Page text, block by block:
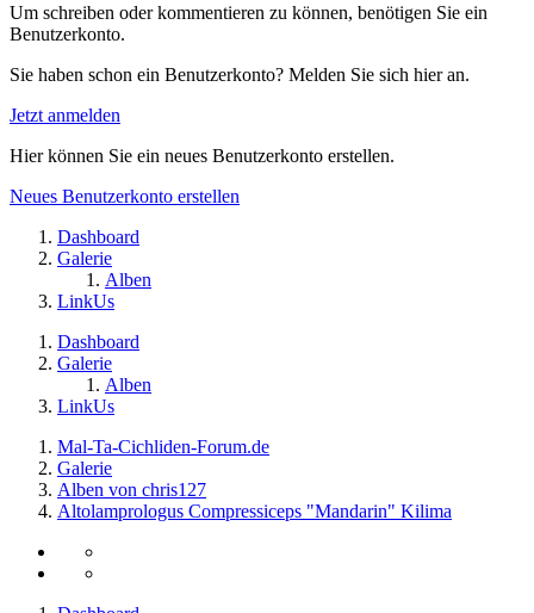
Um schreiben oder kommentieren zu können, benötigen Sie ein
Benutzerkonto.
Sie haben schon ein Benutzerkonto? Melden Sie sich hier an.
Jetzt anmelden
Hier können Sie ein neues Benutzerkonto erstellen.
Neues Benutzerkonto erstellen
Dashboard
Galerie
Alben
LinkUs
Dashboard
Galerie
Alben
LinkUs
Mal-Ta-Cichliden-Forum.de
Galerie
Alben von chris127
Altolamprologus Compressiceps "Mandarin" Kilima